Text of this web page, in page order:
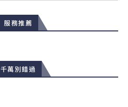
服務推薦
千萬別錯過